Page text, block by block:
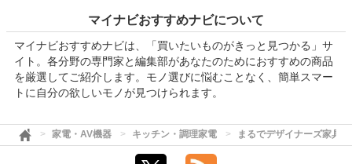
マイナビおすすめナビについて
マイナビおすすめナビは、「買いたいものがきっと見つかる」サ
イト。各分野の専門家と編集部があなたのためにおすすめの商品
を厳選してご紹介します。モノ選びに悩むことなく、簡単スマー
トに自分の欲しいモノが見つけられます。
家電・AV機器 キッチン・調理家電 まるでデザイナーズ家具